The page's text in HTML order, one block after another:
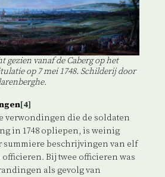
gezien vanaf de Caberg op het
op 7 mei 1748. Schilderij door
[4]
verwondingen die de soldaten
in 1748 opliepen, is weinig
summiere beschrijvingen van elf
Bij twee officieren was
als gevolg van